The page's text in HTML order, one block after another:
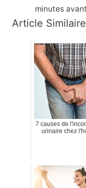
minutes
Article
7 causes de
urinaire chez